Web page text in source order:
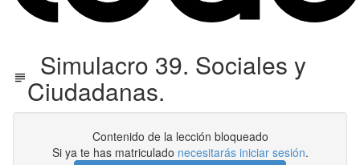
Simulacro 39. Sociales y
Ciudadanas.
Contenido de la lección bloqueado
Si ya te has matriculado necesitarás iniciar sesión.